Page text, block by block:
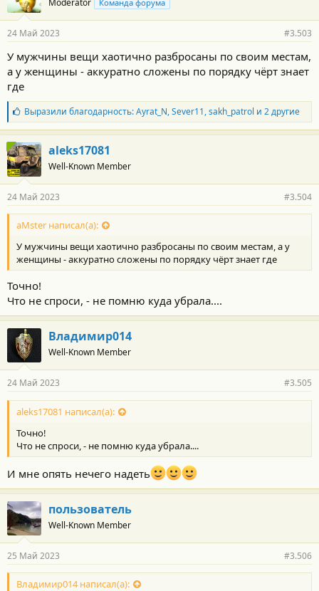
Команда форума
24 Май 2023 #3.503
У мужчины вещи хаотично разбросаны по своим местам,
а у женщины - аккуратно сложены по порядку чёрт знает
где
Б
л
а
г
о
д
а
н
о
с
и
:
Выразили благодарность:Ayrat_N,Sever11,sakh_patrol и 2 другие
aleks17081
Well-Known Member
24 Май 2023 #3.504
aMster написал(а):
У мужчины вещи хаотично разбросаны по своим местам, а у
женщины - аккуратно сложены по порядку чёрт знает где
Точно!
Что не спроси, - не помню куда убрала....
Владимир014
Well-Known Member
24 Май 2023 #3.505
aleks17081 написал(а):
Точно!
Что не спроси, - не помню куда убрала....
И мне опять нечего надеть
пользователь
Well-Known Member
25 Май 2023 #3.506
Владимир014 написал(а):